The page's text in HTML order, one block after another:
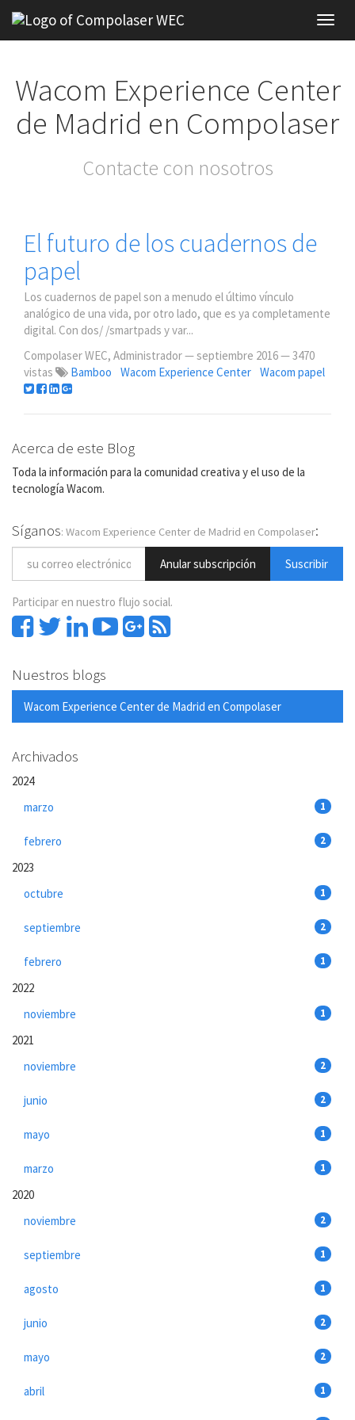
Wacom Experience Center
de Madrid en Compolaser
Contacte con nosotros
El futuro de los cuadernos de
papel
Los cuadernos de papel son a menudo el último vínculo
analógico de una vida, por otro lado, que es ya completamente
digital. Con dos/ /smartpads y var...
Compolaser WEC, Administrador—septiembre 2016— 3470
vistas
Bamboo Wacom Experience Center Wacom papel
Acerca de este Blog
Toda la información para la comunidad creativa y el uso de la
tecnología Wacom.
Síganos: Wacom Experience Center de Madrid en Compolaser:
Anular subscripción Suscribir
Participar en nuestro flujo social.
Nuestros blogs
Wacom Experience Center de Madrid en Compolaser
Archivados
2024
marzo
1
febrero 2
2023
octubre
1
septiembre 2
febrero 1
2022
noviembre
1
2021
noviembre
2
junio 2
mayo 1
marzo 1
2020
noviembre
2
septiembre 1
agosto 1
junio 2
mayo 2
abril 1